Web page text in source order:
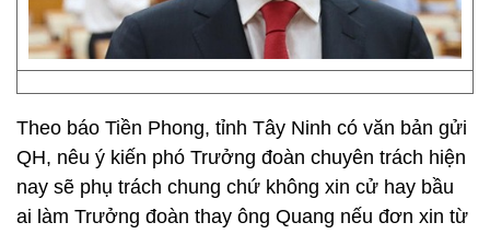
Theo báo Tiền Phong, tỉnh Tây Ninh có văn bản gửi
QH, nêu ý kiến phó Trưởng đoàn chuyên trách hiện
nay sẽ phụ trách chung chứ không xin cử hay bầu
ai làm Trưởng đoàn thay ông Quang nếu đơn xin từ